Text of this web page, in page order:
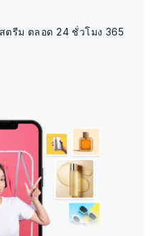
ตรีม ตลอด 24 ชั่วโมง 365